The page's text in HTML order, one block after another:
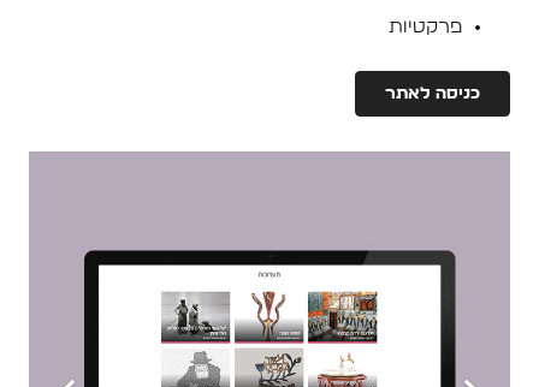
פרקטיות
כניסה לאתר